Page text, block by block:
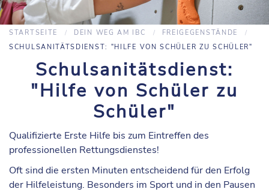
STARTSEITE DEIN WEG AM IBC
FREIGEGENSTÄNDE
SCHULSANITÄTSDIENST: "HILFE VON SCHÜLER ZU SCHÜLER"
Schulsanitätsdienst:
"Hilfe von Schüler zu
Schüler"
Qualifizierte Erste Hilfe bis zum Eintreffen des
professionellen Rettungsdienstes!
Oft sind die ersten Minuten entscheidend für den Erfolg
der Hilfeleistung. Besonders im Sport und in den Pausen